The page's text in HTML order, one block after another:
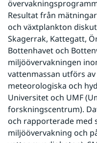
Resultat från
och växtplankton
Skagerrak, Kattegatt,
Bottenhavet och
miljöövervakningen
vattenmassan utförs av
meteorologiska och
Universitet och UMF
forskningscentrum).
och rapporterade med
miljöövervakning och